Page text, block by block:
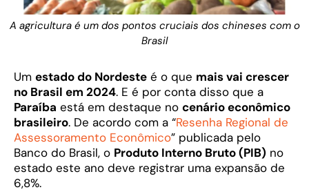
A agricultura é um dos pontos cruciais dos chineses com o
Brasil
Um estado do Nordeste é o que mais vai crescer
no Brasil em 2024. E é por conta disso que a
Paraíba está em destaque no cenário econômico
brasileiro. De acordo com a “Resenha Regional de
Assessoramento Econômico” publicada pelo
Banco do Brasil, o Produto Interno Bruto (PIB) no
estado este ano deve registrar uma expansão de
6,8%.